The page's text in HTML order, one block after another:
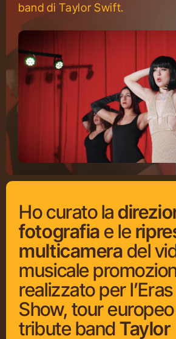
band di Taylor Swift.
Ho curato la
fotografiae le
multicameradel
musicale
realizzato per
Show, tour
tribute bandTaylor